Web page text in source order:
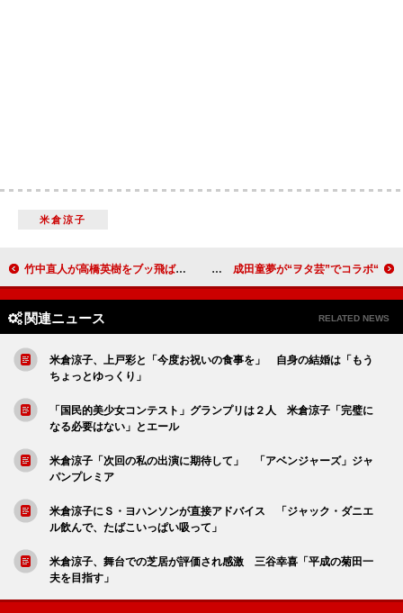
米倉涼子
竹中直人が高橋英樹をブッ飛ばす！？ ２年ぶりのＮＨＫ正月時代劇 “なあ坊”新曲発売記念ミニライブ 成田童夢が“ヲタ芸”でコラボ
関連ニュース RELATED NEWS
米倉涼子、上戸彩と「今度お祝いの食事を」 自身の結婚は「もう
ちょっとゆっくり」
「国民的美少女コンテスト」グランプリは２人 米倉涼子「完璧に
なる必要はない」とエール
米倉涼子「次回の私の出演に期待して」 「アベンジャーズ」ジャ
パンプレミア
米倉涼子にＳ・ヨハンソンが直接アドバイス 「ジャック・ダニエ
ル飲んで、たばこいっぱい吸って」
米倉涼子、舞台での芝居が評価され感激 三谷幸喜「平成の菊田一
夫を目指す」